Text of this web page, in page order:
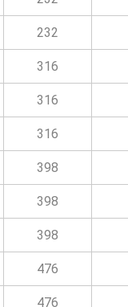
232
316
316
316
398
398
398
476
476